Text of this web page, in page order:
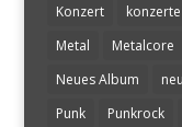
Konzert
konzerte
Metal
Metalcore
Neues Album
Punk
Punkrock